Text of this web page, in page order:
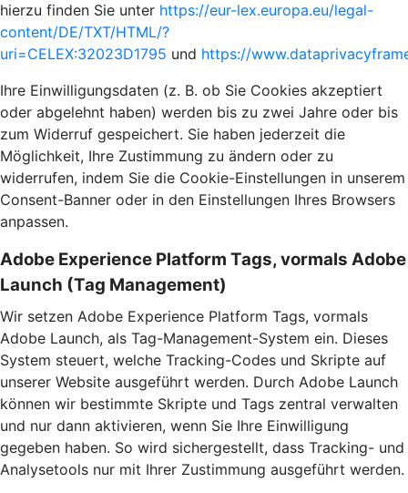
hierzu finden Sie unter https://eur-lex.europa.eu/legal-
content/DE/TXT/HTML/?
uri=CELEX:32023D1795 und https://
Ihre Einwilligungsdaten (z. B. ob Sie Cookies akzeptiert
oder abgelehnt haben) werden bis zu zwei Jahre oder bis
zum Widerruf gespeichert. Sie haben jederzeit die
Möglichkeit, Ihre Zustimmung zu ändern oder zu
widerrufen, indem Sie die Cookie-Einstellungen in unserem
Consent-Banner oder in den Einstellungen Ihres Browsers
anpassen.
Adobe Experience Platform Tags, vormals Adobe
Launch (Tag Management)
Wir setzen Adobe Experience Platform Tags, vormals
Adobe Launch, als Tag-Management-System ein. Dieses
System steuert, welche Tracking-Codes und Skripte auf
unserer Website ausgeführt werden. Durch Adobe Launch
können wir bestimmte Skripte und Tags zentral verwalten
und nur dann aktivieren, wenn Sie Ihre Einwilligung
gegeben haben. So wird sichergestellt, dass Tracking- und
Analysetools nur mit Ihrer Zustimmung ausgeführt werden.